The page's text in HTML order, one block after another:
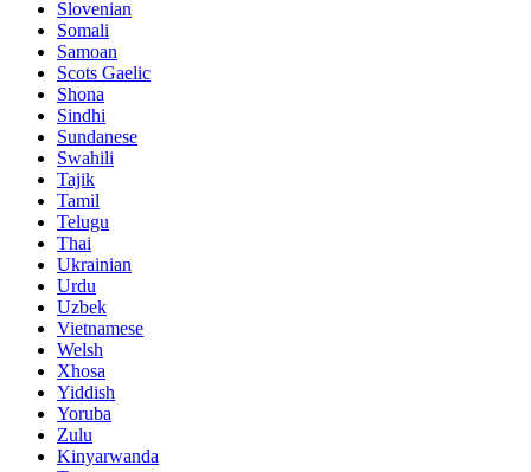
Slovenian
Somali
Samoan
Scots Gaelic
Shona
Sindhi
Sundanese
Swahili
Tajik
Tamil
Telugu
Thai
Ukrainian
Urdu
Uzbek
Vietnamese
Welsh
Xhosa
Yiddish
Yoruba
Zulu
Kinyarwanda